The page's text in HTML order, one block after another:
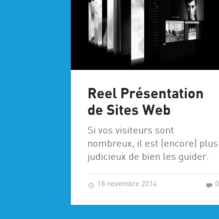
Reel Présentation
de Sites Web
Si vos visiteurs sont
nombreux, il est (encore) plus
judicieux de bien les guider.
18 novembre 2014 0